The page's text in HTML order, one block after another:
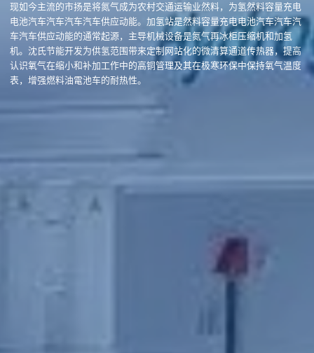
现如今主流的市扬是将氮气成为农村交通运输业然料，为氢然料容量充电
电池汽车汽车汽车汽车供应动能。加氢站是然料容量充电电池汽车汽车汽
车汽车供应动能的通常起源，主导机械设备是氮气再冰柜压缩机和加氢
机。沈氏节能开发为供氢范围带来定制网站化的微清算通道传热器，提高
认识氧气在缩小和补加工作中的高铜管理及其在极寒环保中保持氧气温度
表，增强燃料油電池车的耐热性。